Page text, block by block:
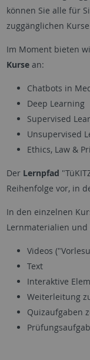
können Sie alle für
zuggänglichen
Im Moment bieten
Kursean:
Chatbots in
Deep Learning
Supervised
Unsupervised
Ethics, Law &
Der Lernpfad
Reihenfolge vor, in
In den einzelnen
Lernmaterialien
Videos
Text
Interaktive
Weiterleitung
Quizaufgaben